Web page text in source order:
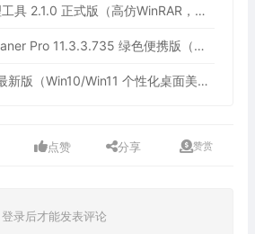
WinASAR文件管理工具 2.1.0 正式版（高仿WinRAR，最好用的Electron ASAR文件打包/解包工具、压缩/解压工具）
Wise Registry Cleaner Pro 11.3.3.735 绿色便携版（注册表清理工具）
Seelen UI v2.7.4 最新版（Win10/Win11 个性化桌面美化工具）
点赞 分享 赞赏
登录后才能发表评论